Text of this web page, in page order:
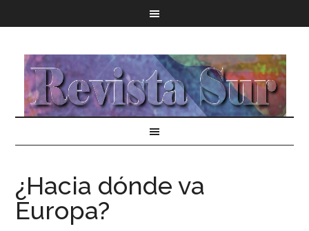
¿Hacia dónde va
Europa?